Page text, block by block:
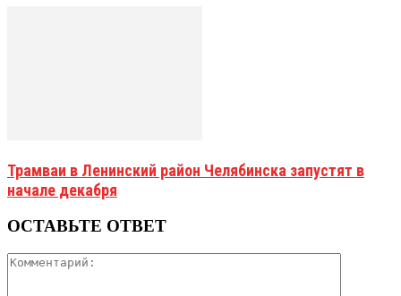
Трамваи в Ленинский район Челябинска запустят в
начале декабря
ОСТАВЬТЕ ОТВЕТ